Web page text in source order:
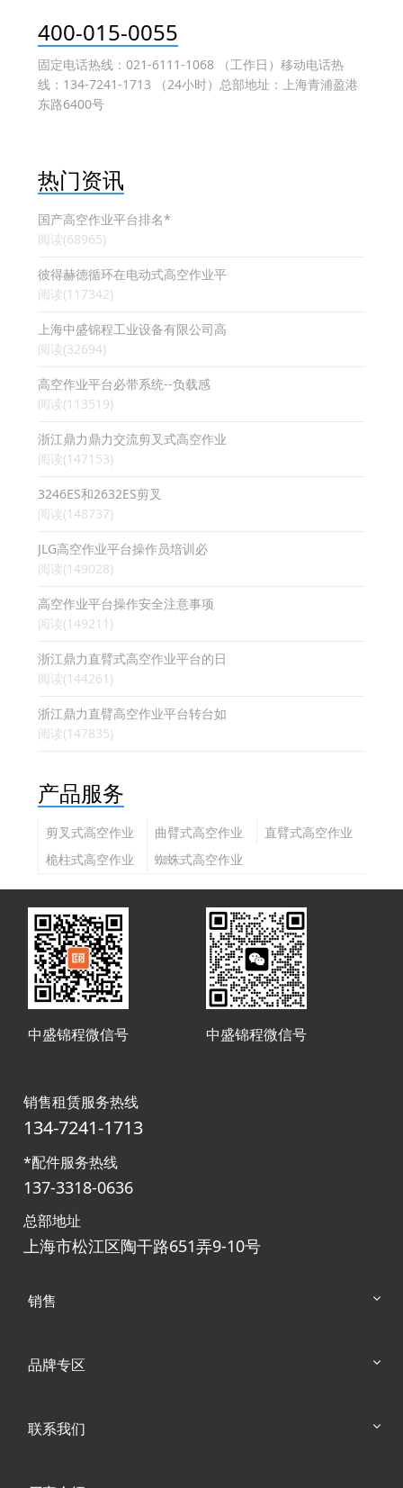
400-015-0055
固定电话热线：021-6111-1068 （工作日）移动电话热
线：134-7241-1713 （24小时）总部地址：上海青浦盈港
东路6400号
热门资讯
国产高空作业平台排名*
阅读(68965)
彼得赫德循环在电动式高空作业平
阅读(117342)
上海中盛锦程工业设备有限公司高
阅读(32694)
高空作业平台必带系统--负载感
阅读(113519)
浙江鼎力鼎力交流剪叉式高空作业
阅读(147153)
3246ES和2632ES剪叉
阅读(148737)
JLG高空作业平台操作员培训必
阅读(149028)
高空作业平台操作安全注意事项
阅读(149211)
浙江鼎力直臂式高空作业平台的日
阅读(144261)
浙江鼎力直臂高空作业平台转台如
阅读(147835)
产品服务
剪叉式高空作业
平台
曲臂式高空作业
平台
直臂式高空作业
桅柱式高空作业
蜘蛛式高空作业
中盛锦程微信号 中盛锦程微信号
销售租赁服务热线
134-7241-1713
*配件服务热线
137-3318-0636
总部地址
上海市松江区陶干路651弄9-10号
销售
品牌专区
联系我们